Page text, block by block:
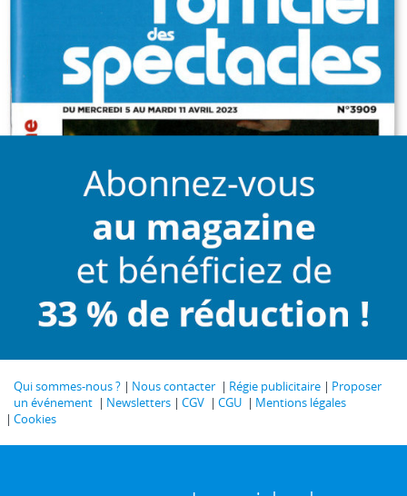
Qui sommes-nous ? Nous contacter Régie publicitaire
Proposer
un événement
Newsletters CGV CGU
Mentions légales
Cookies